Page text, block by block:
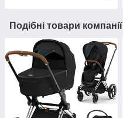
Подібні товари компанії